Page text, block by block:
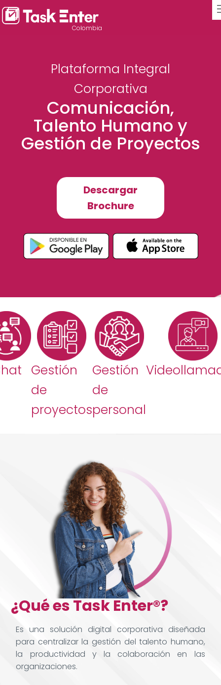
Colombia
Plataforma Integral
Corporativa
Comunicación,
Talento Humano y
Gestión de Proyectos
Descargar
Brochure
Gestión
de
proyectos
Gestión
de
personal
¿Qué es Task Enter®?
Es una solución digital corporativa diseñada
para centralizar la gestión del talento humano,
la productividad y la colaboración en las
organizaciones.